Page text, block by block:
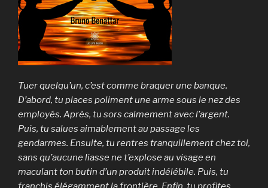
Tuer quelqu’un, c’est comme braquer une banque.
D’abord, tu places poliment une arme sous le nez des
employés. Après, tu sors calmement avec l’argent.
Puis, tu salues aimablement au passage les
gendarmes. Ensuite, tu rentres tranquillement chez toi,
sans qu’aucune liasse ne t’explose au visage en
maculant ton butin d’un produit indélébile. Puis, tu